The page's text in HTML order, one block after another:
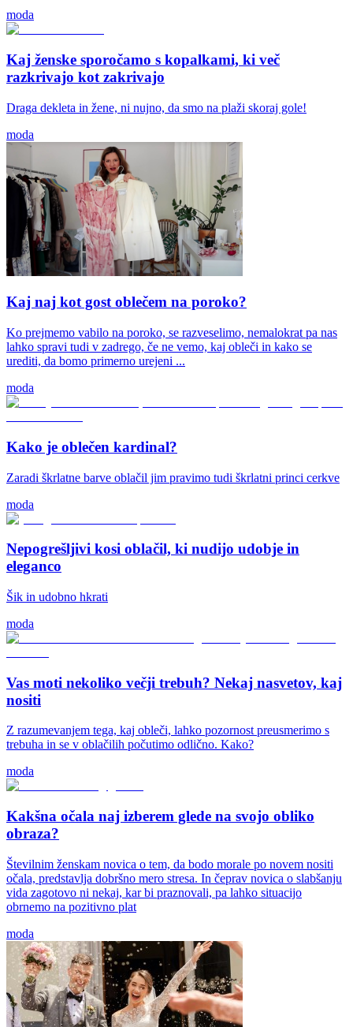
moda
Kaj ženske sporočamo s kopalkami, ki več
razkrivajo kot zakrivajo
Draga dekleta in žene, ni nujno, da smo na plaži skoraj gole!
moda
Kaj naj kot gost oblečem na poroko?
Ko prejmemo vabilo na poroko, se razveselimo, nemalokrat pa nas
lahko spravi tudi v zadrego, če ne vemo, kaj obleči in kako se
urediti, da bomo primerno urejeni ...
moda
Kako je oblečen kardinal?
Zaradi škrlatne barve oblačil jim pravimo tudi škrlatni princi cerkve
moda
Nepogrešljivi kosi oblačil, ki nudijo udobje in
eleganco
Šik in udobno hkrati
moda
Vas moti nekoliko večji trebuh? Nekaj nasvetov, kaj
nositi
Z razumevanjem tega, kaj obleči, lahko pozornost preusmerimo s
trebuha in se v oblačilih počutimo odlično. Kako?
moda
Kakšna očala naj izberem glede na svojo obliko
obraza?
Številnim ženskam novica o tem, da bodo morale po novem nositi
očala, predstavlja dobršno mero stresa. In čeprav novica o slabšanju
vida zagotovo ni nekaj, kar bi praznovali, pa lahko situacijo
obrnemo na pozitivno plat
moda